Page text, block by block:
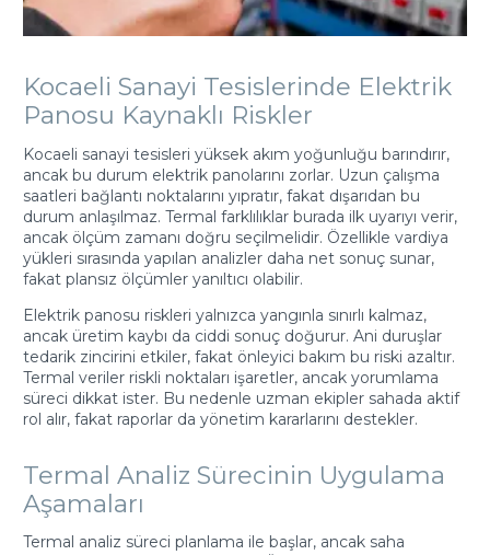
Kocaeli Sanayi Tesislerinde Elektrik
Panosu Kaynaklı Riskler
Kocaeli sanayi tesisleri yüksek akım yoğunluğu barındırır,
ancak bu durum elektrik panolarını zorlar. Uzun çalışma
saatleri bağlantı noktalarını yıpratır, fakat dışarıdan bu
durum anlaşılmaz. Termal farklılıklar burada ilk uyarıyı verir,
ancak ölçüm zamanı doğru seçilmelidir. Özellikle vardiya
yükleri sırasında yapılan analizler daha net sonuç sunar,
fakat plansız ölçümler yanıltıcı olabilir.
Elektrik panosu riskleri yalnızca yangınla sınırlı kalmaz,
ancak üretim kaybı da ciddi sonuç doğurur. Ani duruşlar
tedarik zincirini etkiler, fakat önleyici bakım bu riski azaltır.
Termal veriler riskli noktaları işaretler, ancak yorumlama
süreci dikkat ister. Bu nedenle uzman ekipler sahada aktif
rol alır, fakat raporlar da yönetim kararlarını destekler.
Termal Analiz Sürecinin Uygulama
Aşamaları
Termal analiz süreci planlama ile başlar, ancak saha